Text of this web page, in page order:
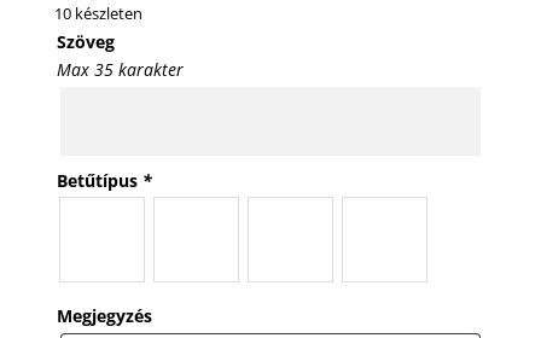
10 készleten
Szöveg
Max 35 karakter
Betűtípus *
Megjegyzés